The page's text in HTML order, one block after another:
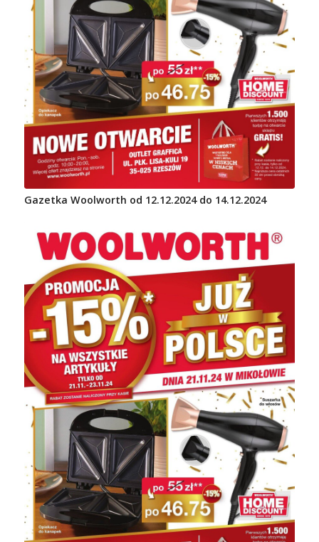
Gazetka Woolworth od 12.12.2024 do 14.12.2024